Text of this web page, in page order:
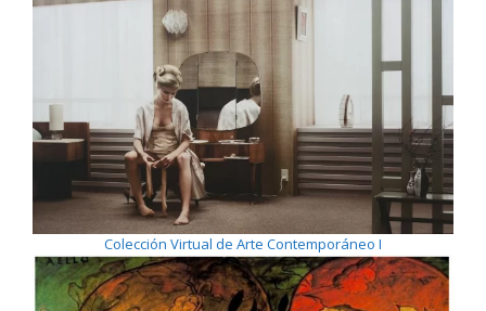
Colección Virtual de Arte Contemporáneo I